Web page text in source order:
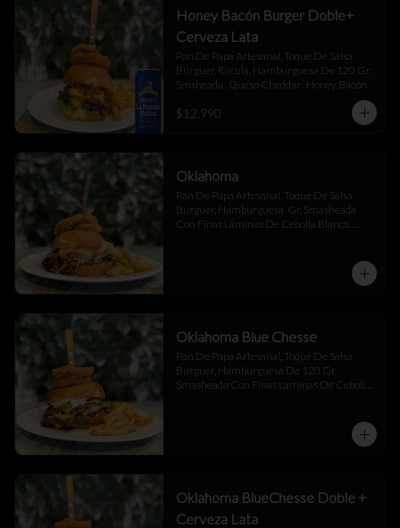
Honey Bacón Burger Doble+
Cerveza Lata
Pan De Papa Artesanal, Toque De Salsa
Búrguer, Rúcula, Hamburguesa De 120 Gr ,
Smsheada , Queso Cheddar , Honey Bacón.
$12.990
Oklahoma
Pan De Papa Artesanal, Toque De Salsa
Búrguer, Hamburguesa  Gr, Smasheada
Con Finas Láminas De Cebolla Blanca,
Oklahoma Blue Chesse
Pan De Papa Artesanal, Toque De Salsa
Búrguer, Hamburguesa De 120 Gr,
Smasheada Con Finas Laminas De Cebolla
Oklahoma BlueChesse Doble +
Cerveza Lata